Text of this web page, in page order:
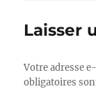
Laisser
Votre adresse
obligatoires